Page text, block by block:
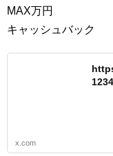
MAX万円
キャッシュバック
x.com